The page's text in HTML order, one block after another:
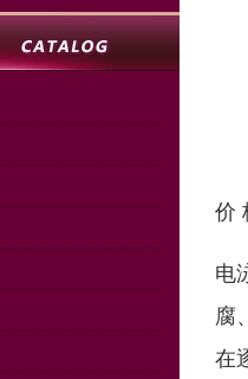
价
电
腐
在